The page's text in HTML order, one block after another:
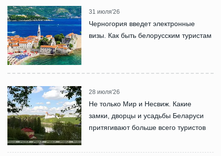
31 июля'26
Черногория введет электронные
визы. Как быть белорусским туристам
28 июля'26
Не только Мир и Несвиж. Какие
замки, дворцы и усадьбы Беларуси
притягивают больше всего туристов